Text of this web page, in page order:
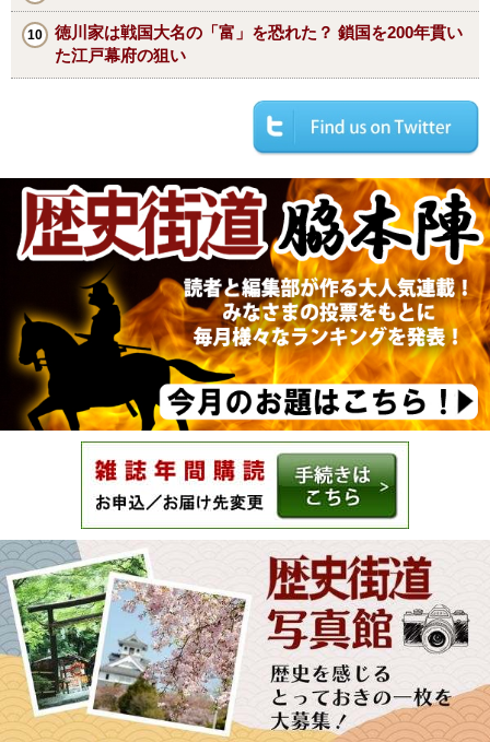
徳川家は戦国大名の「富」を恐れた？ 鎖国を200年貫い
た江戸幕府の狙い